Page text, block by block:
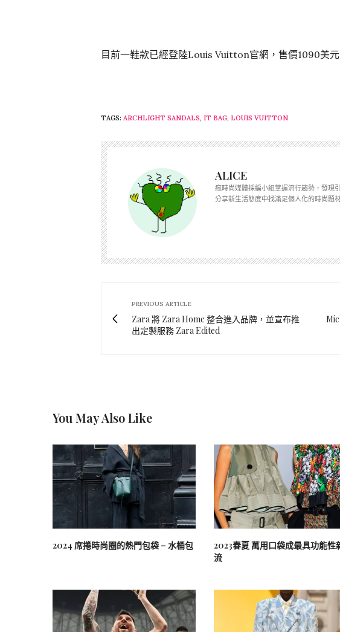
目前一鞋款已經登陸Louis Vuitton官網，售價1090美元
TAGS: ARCHLIGHT SANDALS, IT BAG, LOUIS VUITTON
ALICE
瘋時尚媒體採編小組掌握流行趨勢，發現
分享新生活態度中找滿足個人化的時尚題
PREVIOUS ARTICLE
Zara 將 Zara Home 整合進入品牌，並宣布推
出定製服務 Zara Edited
You May Also Like
2024 席捲時尚圈的熱門包袋 – 水桶包
2023春夏 萬用口袋成最具功能性
流